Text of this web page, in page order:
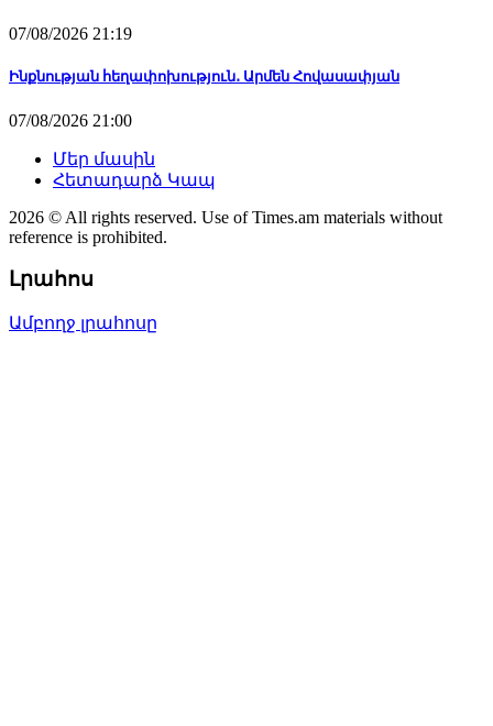
07/08/2026 21:19
Ինքնության հեղափոխություն․ Արմեն Հովասափյան
07/08/2026 21:00
Մեր մասին
Հետադարձ Կապ
2026 © All rights reserved. Use of Times.am materials without
reference is prohibited.
Լրահոս
Ամբողջ լրահոսը